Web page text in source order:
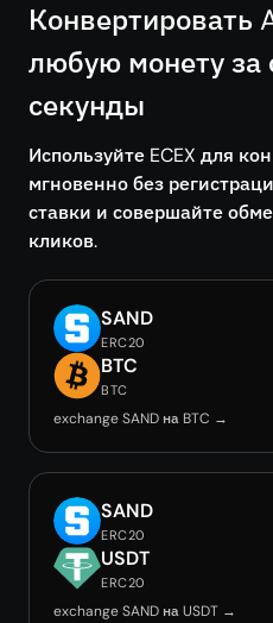
Конвертировать
любую монету за
секунды
Используйте ECEX для
мгновенно без
ставки и совершайте
кликов.
SAND
ERC20
BTC
BTC
exchange SAND на BTC →
SAND
ERC20
USDT
ERC20
exchange SAND на USDT →